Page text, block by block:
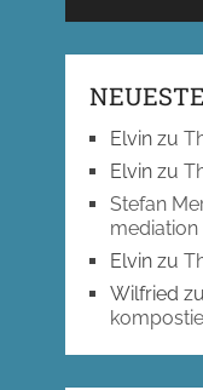
Elvinzu
Elvinzu
Stefan
mediation
Elvinzu
Wilfried zu